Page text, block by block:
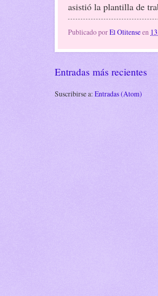
asistió la plantilla de
Publicado porEl Olitenseen
Entradas más recientes
Suscribirse a: Entradas (Atom)